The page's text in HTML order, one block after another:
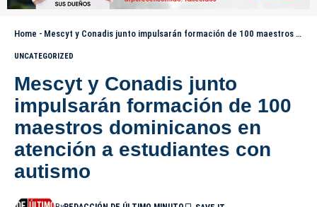
Home - Mescyt y Conadis junto impulsarán formación de 100 maestros dominicanos en atención a estudiantes con autismo
UNCATEGORIZED
Mescyt y Conadis junto
impulsarán formación de 100
maestros dominicanos en
atención a estudiantes con
autismo